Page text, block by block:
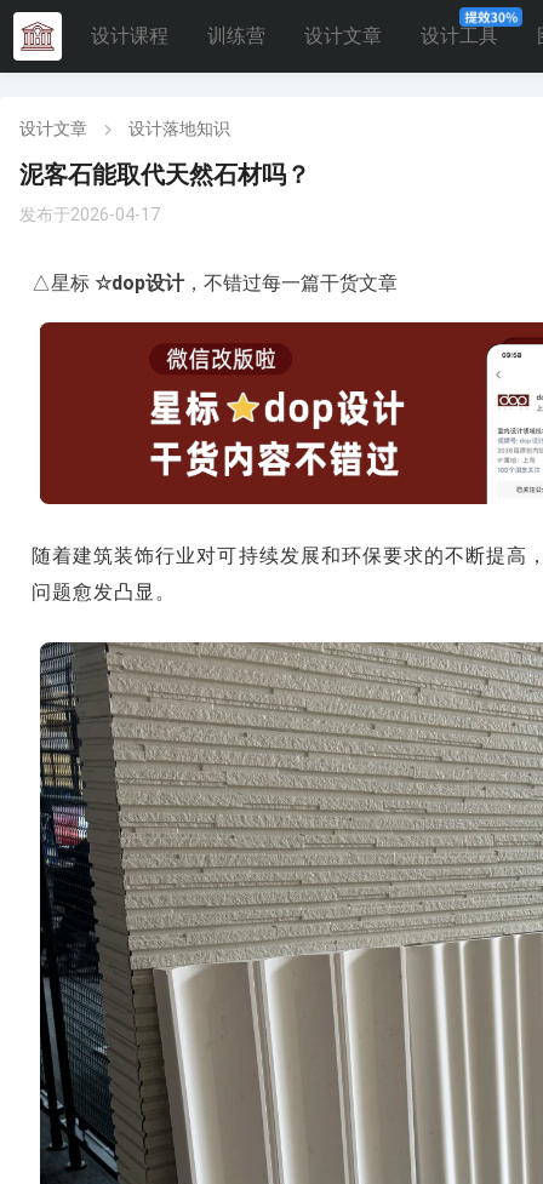
设计课程 训练营 设计文章 设计工具
设计文章 设计落地知识
泥客石能取代天然石材吗？
发布于2026-04-17
△星标 ☆dop设计，不错过每一篇干货文章
随着建筑装饰行业对可持续发展和环保要求的不断提高
问题愈发凸显。